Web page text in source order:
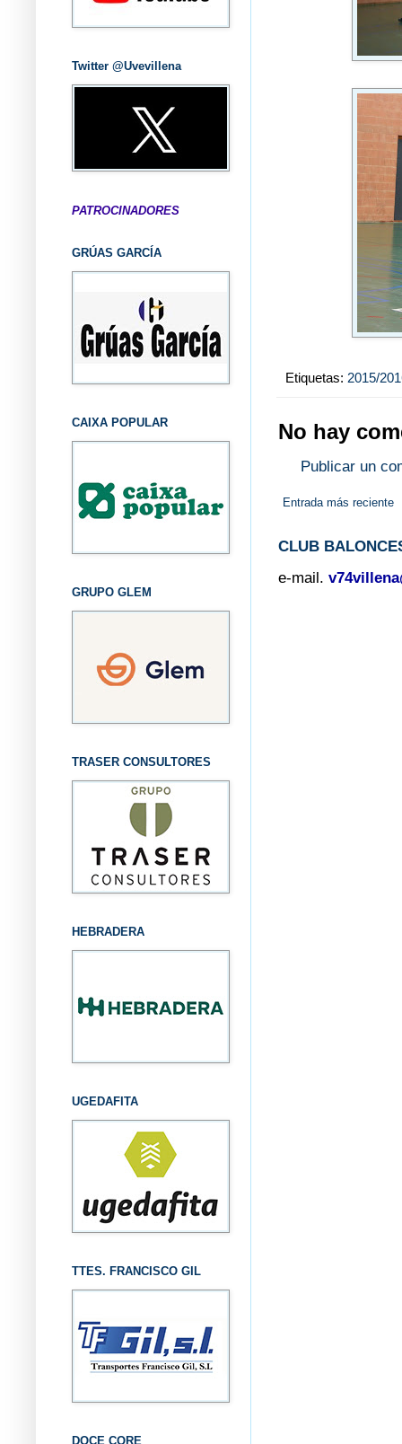
Etiquetas: 2015/
No hay
Publicar un
Entrada más reciente
CLUB
e-mail.
Twitter @Uvevillena
PATROCINADORES
GRÚAS GARCÍA
CAIXA POPULAR
GRUPO GLEM
TRASER CONSULTORES
HEBRADERA
UGEDAFITA
TTES. FRANCISCO GIL
DOCE CORE